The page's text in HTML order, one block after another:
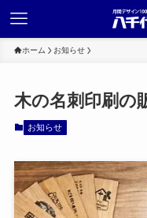
ホーム お知らせ
木の名刺印刷の
お知らせ